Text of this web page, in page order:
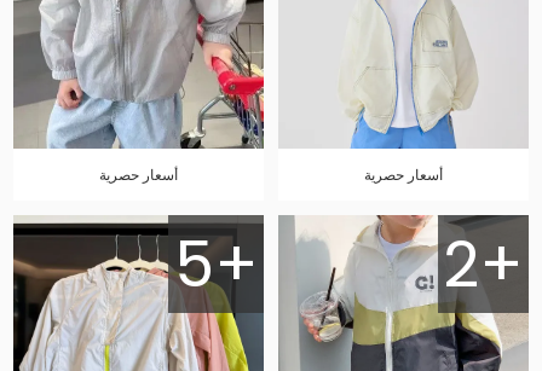
أسعار حصرية أسعار حصرية
2+
5+